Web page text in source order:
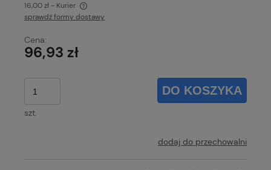
16,00 zł - Kurier
Cena nie zawiera ewentualnych kosztów płatności
sprawdź formy dostawy
Cena:
96,93 zł
szt.
DO KOSZYKA
dodaj do przechowalni